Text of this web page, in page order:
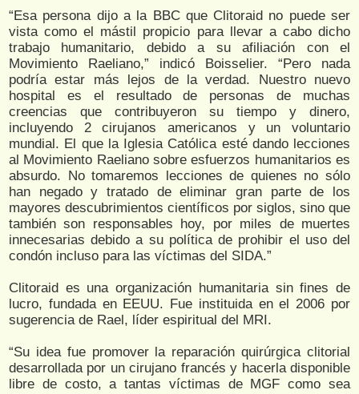
“Esa persona dijo a la BBC que Clitoraid no puede ser
vista como el mástil propicio para llevar a cabo dicho
trabajo humanitario, debido a su afiliación con el
Movimiento Raeliano,” indicó Boisselier. “Pero nada
podría estar más lejos de la verdad. Nuestro nuevo
hospital es el resultado de personas de muchas
creencias que contribuyeron su tiempo y dinero,
incluyendo 2 cirujanos americanos y un voluntario
mundial. El que la Iglesia Católica esté dando lecciones
al Movimiento Raeliano sobre esfuerzos humanitarios es
absurdo. No tomaremos lecciones de quienes no sólo
han negado y tratado de eliminar gran parte de los
mayores descubrimientos científicos por siglos, sino que
también son responsables hoy, por miles de muertes
innecesarias debido a su política de prohibir el uso del
condón incluso para las víctimas del SIDA.”
Clitoraid es una organización humanitaria sin fines de
lucro, fundada en EEUU. Fue instituida en el 2006 por
sugerencia de Rael, líder espiritual del MRI.
“Su idea fue promover la reparación quirúrgica clitorial
desarrollada por un cirujano francés y hacerla disponible
libre de costo, a tantas víctimas de MGF como sea